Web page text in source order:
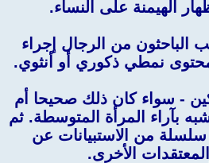
الهيمنة على النساء.
الباحثون من الرجال إجراء
نمطي ذكوري أو أنثوي.
- سواء كان ذلك صحيحا أم
بآراء المرأة المتوسطة. ثم
من الاستبيانات عن
الأخرى.